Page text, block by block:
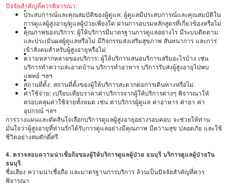
ปัจจัยสำคัญที่ควรพิจารณา:
•
ประสบการณ์และคุณสมบัติของผู้ดูแล: ผู้ดูแลมีประสบการณ์และคุณสมบัติใน
การดูแลผู้สูงอายุ/ดูแลผู้ป่วยเพียงใด ผ่านการอบรมหลักสูตรที่เกี่ยวข้องหรือไม่
•
คุณภาพของบริการ: ผู้ให้บริการมีมาตรฐานการดูแลอย่างไร มีระบบติดตาม
และประเมินผลผู้ดูแลหรือไม่ มีกิจกรรมส่งเสริมสุขภาพ สันทนาการ และการ
เข้าสังคมสำหรับผู้สูงอายุหรือไม่
•
ความหลากหลายของบริการ: ผู้ให้บริการเสนอบริการเสริมอะไรบ้าง เช่น
บริการทำความสะอาดบ้าน บริการทำอาหาร บริการรับส่งผู้สูงอายุไปพบ
แพทย์ ฯลฯ
•
สถานที่ตั้ง: สถานที่ตั้งของผู้ให้บริการสะดวกต่อการเดินทางหรือไม่
•
ค่าใช้จ่าย: เปรียบเทียบราคาค่าบริการจากผู้ให้บริการต่างๆ พิจารณาให้
ครอบคลุมค่าใช้จ่ายทั้งหมด เช่น ค่าบริการผู้ดูแล ค่าอาหาร ค่ายา ค่า
อุปกรณ์ ฯลฯ
การวางแผนและตัดสินใจเลือกบริการดูแลผู้สูงอายุอย่างรอบคอบ จะช่วยให้ท่าน
มั่นใจว่าผู้สูงอายุที่ท่านรักได้รับการดูแลอย่างมีคุณภาพ มีความสุข ปลอดภัย และใช้
ชีวิตอย่างสมศักดิ์ศรี
4. ตรวจสอบความน่าเชื่อถือของผู้ให้บริการดูแลผู้ป่วย ธนบุรี บริการดูแลผู้ป่วยใน
ธนบุรี
ชื่อเสียง ความน่าเชื่อถือ และมาตรฐานการบริการ ล้วนเป็นปัจจัยสำคัญที่ควร
พิจารณา